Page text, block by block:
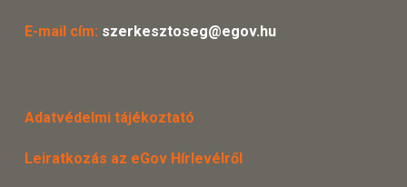
E-mail cím: szerkesztoseg@egov.hu
Adatvédelmi tájékoztató
Leiratkozás az eGov Hírlevélről